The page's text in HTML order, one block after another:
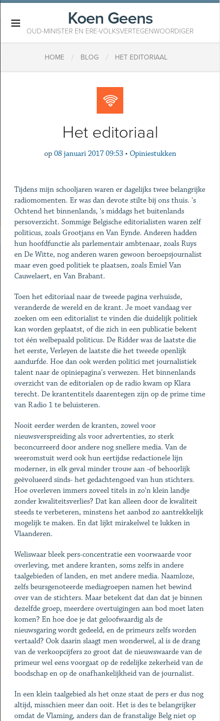
Koen Geens
OUD-MINISTER EN ERE-VOLKSVERTEGENWOORDIGER
HOME / BLOG / HET EDITORIAAL
Het editoriaal
op 08 januari 2017 09:53 • Opiniestukken
Tijdens mijn schooljaren waren er dagelijks twee belangrijke
radiomomenten. Er was dan devote stilte bij ons thuis. 's
Ochtend het binnenlands, 's middags het buitenlands
persoverzicht. Sommige Belgische editorialisten waren zelf
politicus, zoals Grootjans en Van Eynde. Anderen hadden
hun hoofdfunctie als parlementair ambtenaar, zoals Ruys
en De Witte, nog anderen waren gewoon beroepsjournalist
maar even goed politiek te plaatsen, zoals Emiel Van
Cauwelaert, en Van Brabant.
Toen het editoriaal naar de tweede pagina verhuisde,
veranderde de wereld en de krant. Je moet vandaag ver
zoeken om een editorialist te vinden die duidelijk politiek
kan worden geplaatst, of die zich in een publicatie bekent
tot één welbepaald politicus. De Ridder was de laatste die
het eerste, Verleyen de laatste die het tweede openlijk
aandurfde. Hoe dan ook werden politici met journalistiek
talent naar de opiniepagina's verwezen. Het binnenlands
overzicht van de editorialen op de radio kwam op Klara
terecht. De krantentitels daarentegen zijn op de prime time
van Radio 1 te beluisteren.
Nooit eerder werden de kranten, zowel voor
nieuwsverspreiding als voor advertenties, zo sterk
beconcurreerd door andere nog snellere media. Van de
weeromstuit werd ook hun eertijdse redactionele lijn
moderner, in elk geval minder trouw aan -of behoorlijk
geëvolueerd sinds- het gedachtengoed van hun stichters.
Hoe overleven immers zoveel titels in zo'n klein landje
zonder kwaliteitsverlies? Dat kan alleen door de kwaliteit
steeds te verbeteren, minstens het aanbod zo aantrekkelijk
mogelijk te maken. En dat lijkt mirakelwel te lukken in
Vlaanderen.
Weliswaar bleek pers-concentratie een voorwaarde voor
overleving, met andere kranten, soms zelfs in andere
taalgebieden of landen, en met andere media. Naamloze,
zelfs beursgenoteerde mediagroepen namen het bewind
over van de stichters. Maar betekent dat dan dat je binnen
dezelfde groep, meerdere overtuigingen aan bod moet laten
komen? En hoe doe je dat geloofwaardig als de
nieuwsgaring wordt gedeeld, en de primeurs zelfs worden
vertaald? Ook daarin slaagt men wonderwel, al is de drang
van de verkoopcijfers zo groot dat de nieuwswaarde van de
primeur wel eens voorgaat op de redelijke zekerheid van de
boodschap en op de onafhankelijkheid van de journalist.
In een klein taalgebied als het onze staat de pers er dus nog
altijd, misschien meer dan ooit. Het is des te belangrijker
omdat de Vlaming, anders dan de franstalige Belg niet op